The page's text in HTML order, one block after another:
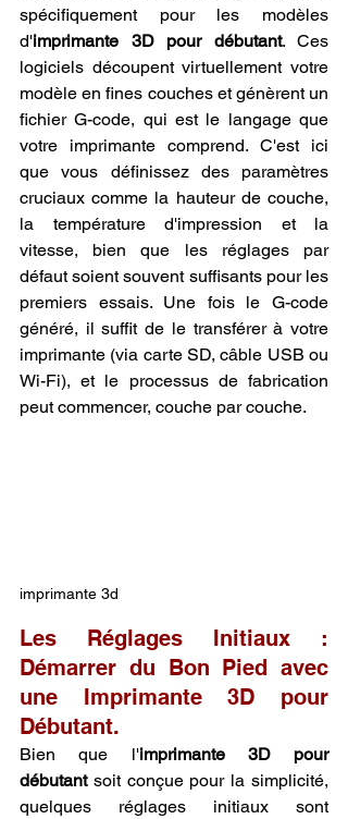
spécifiquement pour les modèles
d'imprimante 3D pour débutant. Ces
logiciels découpent virtuellement votre
modèle en fines couches et génèrent un
fichier G-code, qui est le langage que
votre imprimante comprend. C'est ici
que vous définissez des paramètres
cruciaux comme la hauteur de couche,
la température d'impression et la
vitesse, bien que les réglages par
défaut soient souvent suffisants pour les
premiers essais. Une fois le G-code
généré, il suffit de le transférer à votre
imprimante (via carte SD, câble USB ou
Wi-Fi), et le processus de fabrication
peut commencer, couche par couche.
imprimante 3d
Les Réglages Initiaux :
Démarrer du Bon Pied avec
une Imprimante 3D pour
Débutant.
Bien que l'imprimante 3D pour
débutant soit conçue pour la simplicité,
quelques réglages initiaux sont